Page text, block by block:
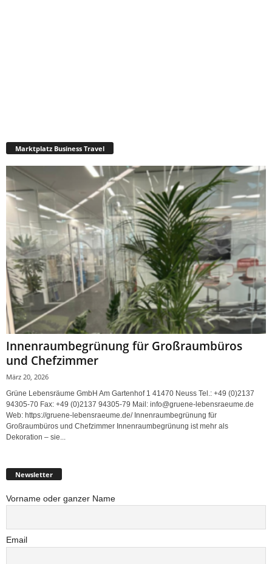
Marktplatz Business Travel
Innenraumbegrünung für Großraumbüros
und Chefzimmer
März 20, 2026
Grüne Lebensräume GmbH Am Gartenhof 1 41470 Neuss Tel.: +49 (0)2137
94305-70 Fax: +49 (0)2137 94305-79 Mail: info@gruene-lebensraeume.de
Web: https://gruene-lebensraeume.de/ Innenraumbegrünung für
Großraumbüros und Chefzimmer Innenraumbegrünung ist mehr als
Dekoration – sie...
Newsletter
Vorname oder ganzer Name
Email